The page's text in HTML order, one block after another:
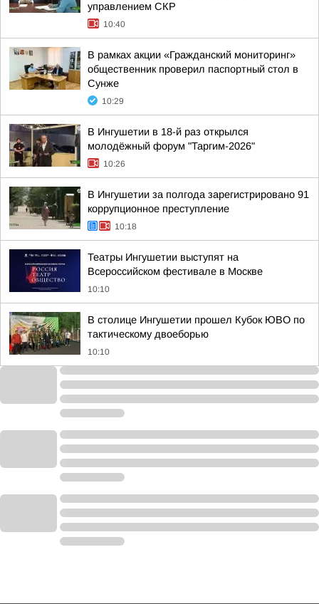
управлением СКР
10:40
В рамках акции «Гражданский мониторинг»
общественник проверил паспортный стол в
Сунже
10:29
В Ингушетии в 18-й раз открылся
молодёжный форум "Таргим-2026"
10:26
В Ингушетии за полгода зарегистрировано 91
коррупционное преступление
10:18
Театры Ингушетии выступят на
Всероссийском фестивале в Москве
10:10
В столице Ингушетии прошел Кубок ЮВО по
тактическому двоеборью
10:10